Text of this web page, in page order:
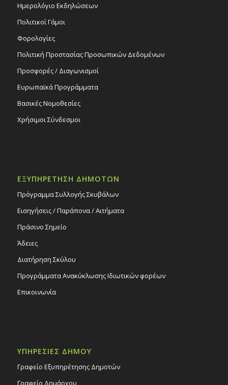
Ημερολόγιο Εκδηλώσεων
Πολιτικοί Γάμοι
Φορολογίες
Πολιτική Προστασίας Προσωπικών Δεδομένων
Προσφορές / Διαγωνισμοί
Ευρωπαϊκά Προγράμματα
Βασικές Νομοθεσίες
Χρήσιμοι Σύνδεσμοι
ΕΞΥΠΗΡΕΤΗΣΗ ΔΗΜΟΤΩΝ
Πρόγραμμα Συλλογής Σκυβάλων
Εισηγήσεις / Παράπονα / Αιτήματα
Πράσινο Σημείο
Άδειες
Διατήρηση Σκύλου
Προγράμματα Ανακύκλωσης Ιδιωτικών φορέων
Επικοινωνία
ΥΠΗΡΕΣΙΕΣ ΔΗΜΟΥ
Γραφείο Εξυπηρέτησης Δημοτών
Γραφείο Δημάρχου